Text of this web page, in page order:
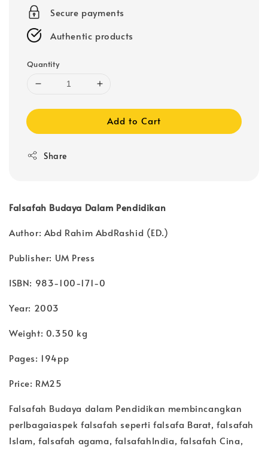
Secure payments
Authentic products
Quantity
Add to Cart
Share
Falsafah Budaya Dalam Pendidikan
Author: Abd Rahim AbdRashid (ED.)
Publisher: UM Press
ISBN: 983-100-171-0
Year: 2003
Weight: 0.350 kg
Pages: 194pp
Price: RM25
Falsafah Budaya dalam Pendidikan membincangkan
perlbagaiaspek falsafah seperti falsafa Barat, falsafah
Islam, falsafah agama, falsafahIndia, falsafah Cina,